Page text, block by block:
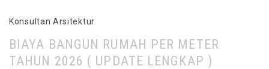
Konsultan Arsitektur
BIAYA BANGUN RUMAH PER METER
TAHUN 2026 ( UPDATE LENGKAP )